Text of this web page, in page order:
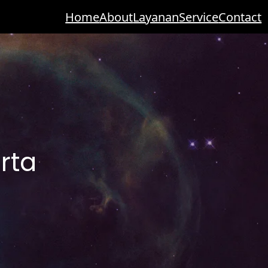
HomeAboutLayananServiceContact